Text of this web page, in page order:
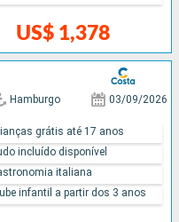
US$ 1,378
Hamburgo 03/09/2026
grátis até 17 anos
incluído disponível
italiana
infantil a partir dos 3 anos